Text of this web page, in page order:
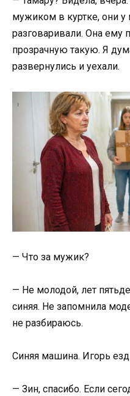
мужиком в куртке, они
разговаривали. Она ему
прозрачную такую. Я
развернулись и уехали.
— Что за мужик?
— Не молодой, лет
синяя. Не запомнила
не разбираюсь.
Синяя машина. Игорь
— Зин, спасибо. Если